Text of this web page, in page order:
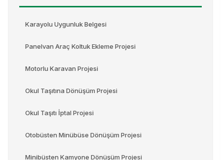
Karayolu Uygunluk Belgesi
Panelvan Araç Koltuk Ekleme Projesi
Motorlu Karavan Projesi
Okul Taşıtına Dönüşüm Projesi
Okul Taşıtı İptal Projesi
Otobüsten Minübüse Dönüşüm Projesi
Minibüsten Kamyone Dönüşüm Projesi